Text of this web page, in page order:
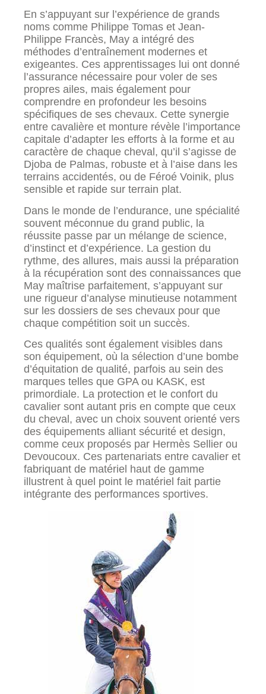
En s’appuyant sur l’expérience de grands
noms comme Philippe Tomas et Jean-
Philippe Francès, May a intégré des
méthodes d’entraînement modernes et
exigeantes. Ces apprentissages lui ont donné
l’assurance nécessaire pour voler de ses
propres ailes, mais également pour
comprendre en profondeur les besoins
spécifiques de ses chevaux. Cette synergie
entre cavalière et monture révèle l’importance
capitale d’adapter les efforts à la forme et au
caractère de chaque cheval, qu’il s’agisse de
Djoba de Palmas, robuste et à l’aise dans les
terrains accidentés, ou de Féroé Voinik, plus
sensible et rapide sur terrain plat.
Dans le monde de l’endurance, une spécialité
souvent méconnue du grand public, la
réussite passe par un mélange de science,
d’instinct et d’expérience. La gestion du
rythme, des allures, mais aussi la préparation
à la récupération sont des connaissances que
May maîtrise parfaitement, s’appuyant sur
une rigueur d’analyse minutieuse notamment
sur les dossiers de ses chevaux pour que
chaque compétition soit un succès.
Ces qualités sont également visibles dans
son équipement, où la sélection d’une bombe
d’équitation de qualité, parfois au sein des
marques telles que GPA ou KASK, est
primordiale. La protection et le confort du
cavalier sont autant pris en compte que ceux
du cheval, avec un choix souvent orienté vers
des équipements alliant sécurité et design,
comme ceux proposés par Hermès Sellier ou
Devoucoux. Ces partenariats entre cavalier et
fabriquant de matériel haut de gamme
illustrent à quel point le matériel fait partie
intégrante des performances sportives.